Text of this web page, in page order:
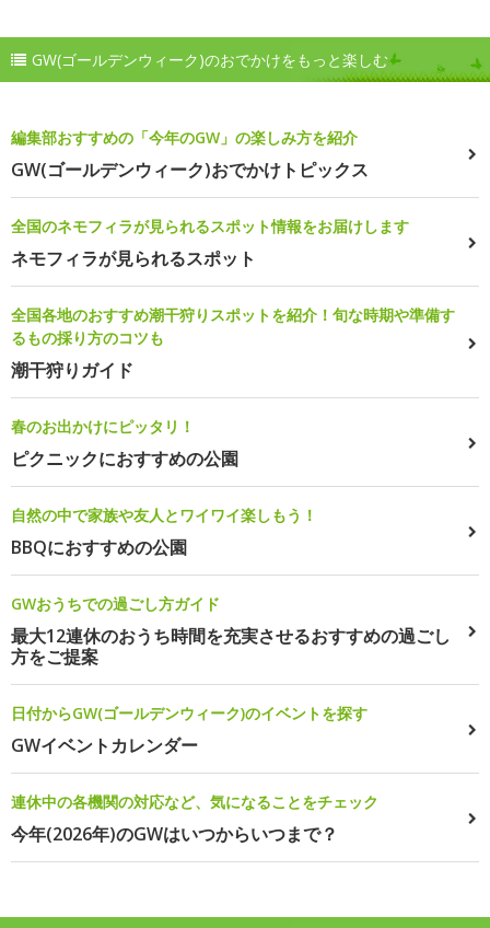
GW(ゴールデンウィーク)のおでかけをもっと楽しむ
編集部おすすめの「今年のGW」の楽しみ方を紹介
GW(ゴールデンウィーク)おでかけトピックス
全国のネモフィラが見られるスポット情報をお届けします
ネモフィラが見られるスポット
全国各地のおすすめ潮干狩りスポットを紹介！旬な時期や準備す
るもの採り方のコツも
潮干狩りガイド
春のお出かけにピッタリ！
ピクニックにおすすめの公園
自然の中で家族や友人とワイワイ楽しもう！
BBQにおすすめの公園
GWおうちでの過ごし方ガイド
最大12連休のおうち時間を充実させるおすすめの過ごし
方をご提案
日付からGW(ゴールデンウィーク)のイベントを探す
GWイベントカレンダー
連休中の各機関の対応など、気になることをチェック
今年(2026年)のGWはいつからいつまで？